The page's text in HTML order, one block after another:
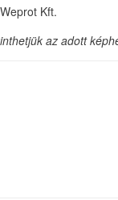
Weprot Kft.
az adott